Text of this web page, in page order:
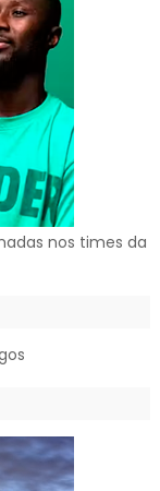
nos times da